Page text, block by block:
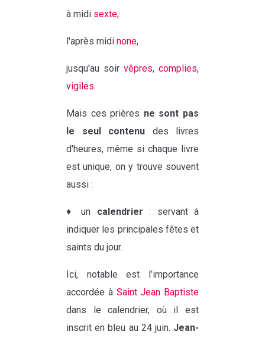
à midi sexte,
l'après midi none,
jusqu'au soir vêpres, complies,
vigiles.
Mais ces prières ne sont pas
le seul contenu des livres
d'heures, même si chaque livre
est unique, on y trouve souvent
aussi :
♦ un calendrier : servant à
indiquer les principales fêtes et
saints du jour.
Ici, notable est l’importance
accordée à Saint Jean Baptiste
dans le calendrier, où il est
inscrit en bleu au 24 juin. Jean-